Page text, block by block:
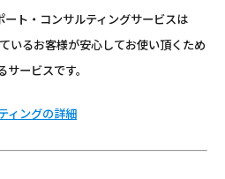
ト・コンサルティングサービスは
いるお客様が安心してお使い頂くため
ービスです。
ィングの詳細